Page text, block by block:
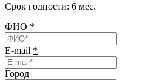
Срок годности: 6 мес.
ФИО *
E-mail *
Город